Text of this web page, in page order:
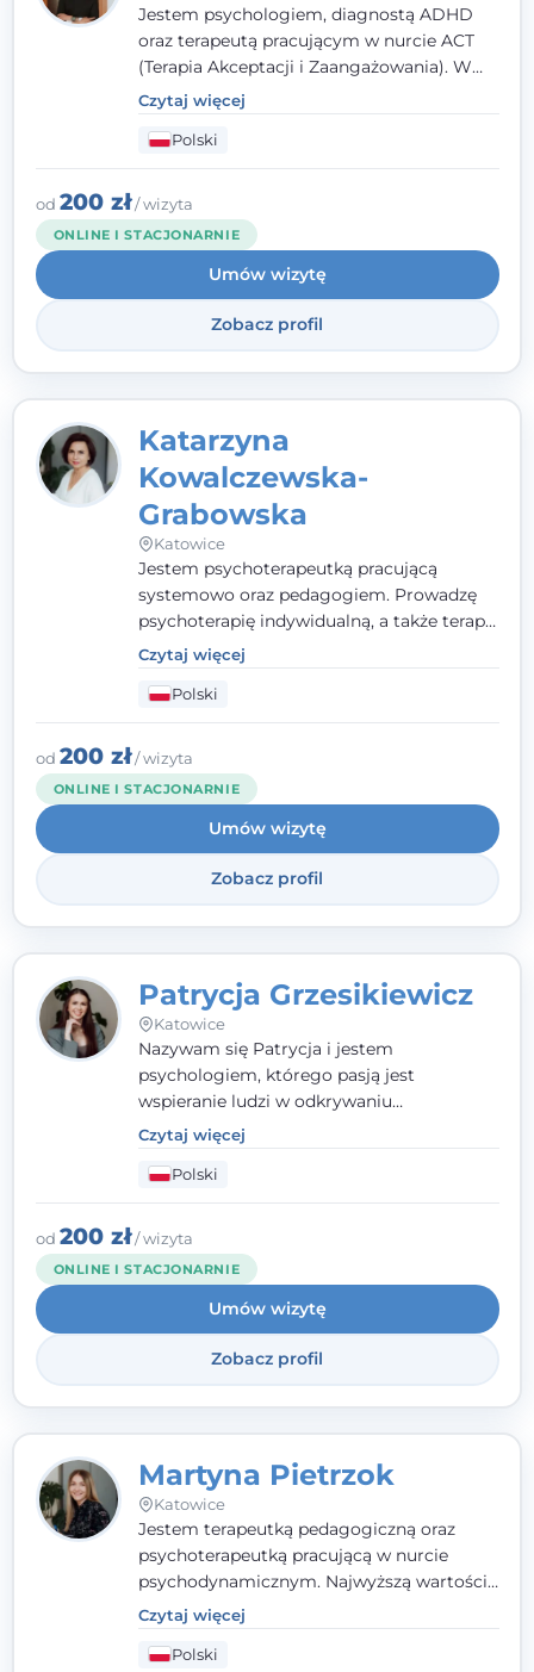
Jestem psychologiem, diagnostą ADHD
oraz terapeutą pracującym w nurcie ACT
(Terapia Akceptacji i Zaangażowania). W
kontakcie z pacjentem najważniejsze są dla
mnie serdeczność, zrozumienie i atmosfera
pełna ciepła. Wierzę, że skuteczna terapia
to wspólne działanie - razem tworzymy
zespół, który szuka rozwiązań.
Czytaj więcej
Polski
od 200 zł/ wizyta
ONLINE I STACJONARNIE
Umów wizytę
Zobacz profil
Katarzyna
Kowalczewska-
Grabowska
Katowice
Jestem psychoterapeutką pracującą
systemowo oraz pedagogiem. Prowadzę
psychoterapię indywidualną, a także terapię
par, małżeństw i rodzin. Patrzę na
człowieka całościowo - w kontekście jego
relacji z rodziną, pracą i otoczeniem - i
opieram współpracę na Twoich mocnych
stronach.
Czytaj więcej
Polski
od 200 zł/ wizyta
ONLINE I STACJONARNIE
Umów wizytę
Zobacz profil
Patrycja Grzesikiewicz
Katowice
Nazywam się Patrycja i jestem
psychologiem, którego pasją jest
wspieranie ludzi w odkrywaniu
wewnętrznej siły i radzeniu sobie z
codziennymi trudnościami. Pracuję w
nurcie poznawczo-behawioralnym, oferując
indywidualne podejście pełne empatii,
zaufania i wsparcia. Jeśli masz za sobą
trudny czas, jestem tutaj dla Ciebie.
Czytaj więcej
Polski
od 200 zł/ wizyta
ONLINE I STACJONARNIE
Umów wizytę
Zobacz profil
Martyna Pietrzok
Katowice
Jestem terapeutką pedagogiczną oraz
psychoterapeutką pracującą w nurcie
psychodynamicznym. Najwyższą wartością
jest dla mnie bliska, pełna zrozumienia i
zaangażowania relacja z pacjentem. To
właśnie ta oparta na zaufaniu więź staje się
Czytaj więcej
Polski